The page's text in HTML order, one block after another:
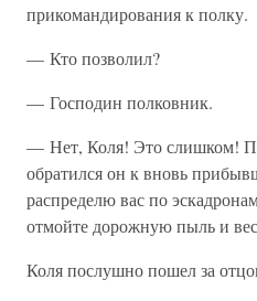
прикомандирования к полку.
— Кто позволил?
— Господин полковник.
— Нет, Коля! Это слишком!
обратился он к вновь
распределю вас по
отмойте дорожную пыль и
Коля послушно пошел за